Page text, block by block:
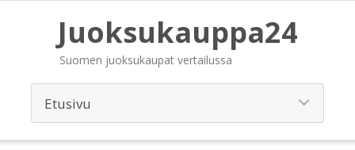
Juoksukauppa24
Suomen juoksukaupat vertailussa